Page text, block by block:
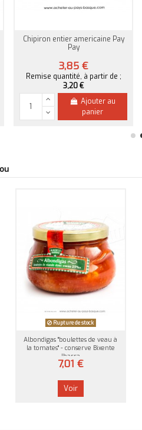
Chipiron entier americaine Pay
Pay
3,85 €
Remise quantité, à partir de ;
3,20 €
Ajouter au
panier
Rupture de stock
Albondigas "boulettes de veau à
la tomates" - conserve Bixente
Ibarra
7,01 €
Voir